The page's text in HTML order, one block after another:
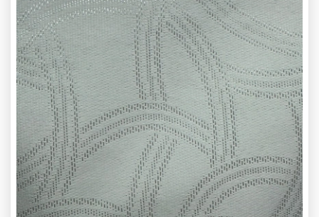
Плотность 360 г/м2
Плотность 370 г/м2
Плотность 380 г/м2
Плотность 390 г/м2
Плотность 410 г/м2
Плотность 430 г/м2
Плотность 435 г/м2
Плотность 440 г/м2
Плотность 450 г/м2
Плотность 480 г/м2
Плотность 490 г/м2
Плотность 500 г/м2
Плотность 510 г/м2
Плотность 560 г/м2
Полиэстер
С рисунком